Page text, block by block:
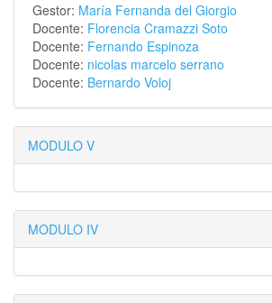
Gestor: María Fernanda del Giorgio
Docente: Florencia Cramazzi Soto
Docente: Fernando Espinoza
Docente: nicolas marcelo serrano
Docente: Bernardo Voloj
MODULO V
MODULO IV